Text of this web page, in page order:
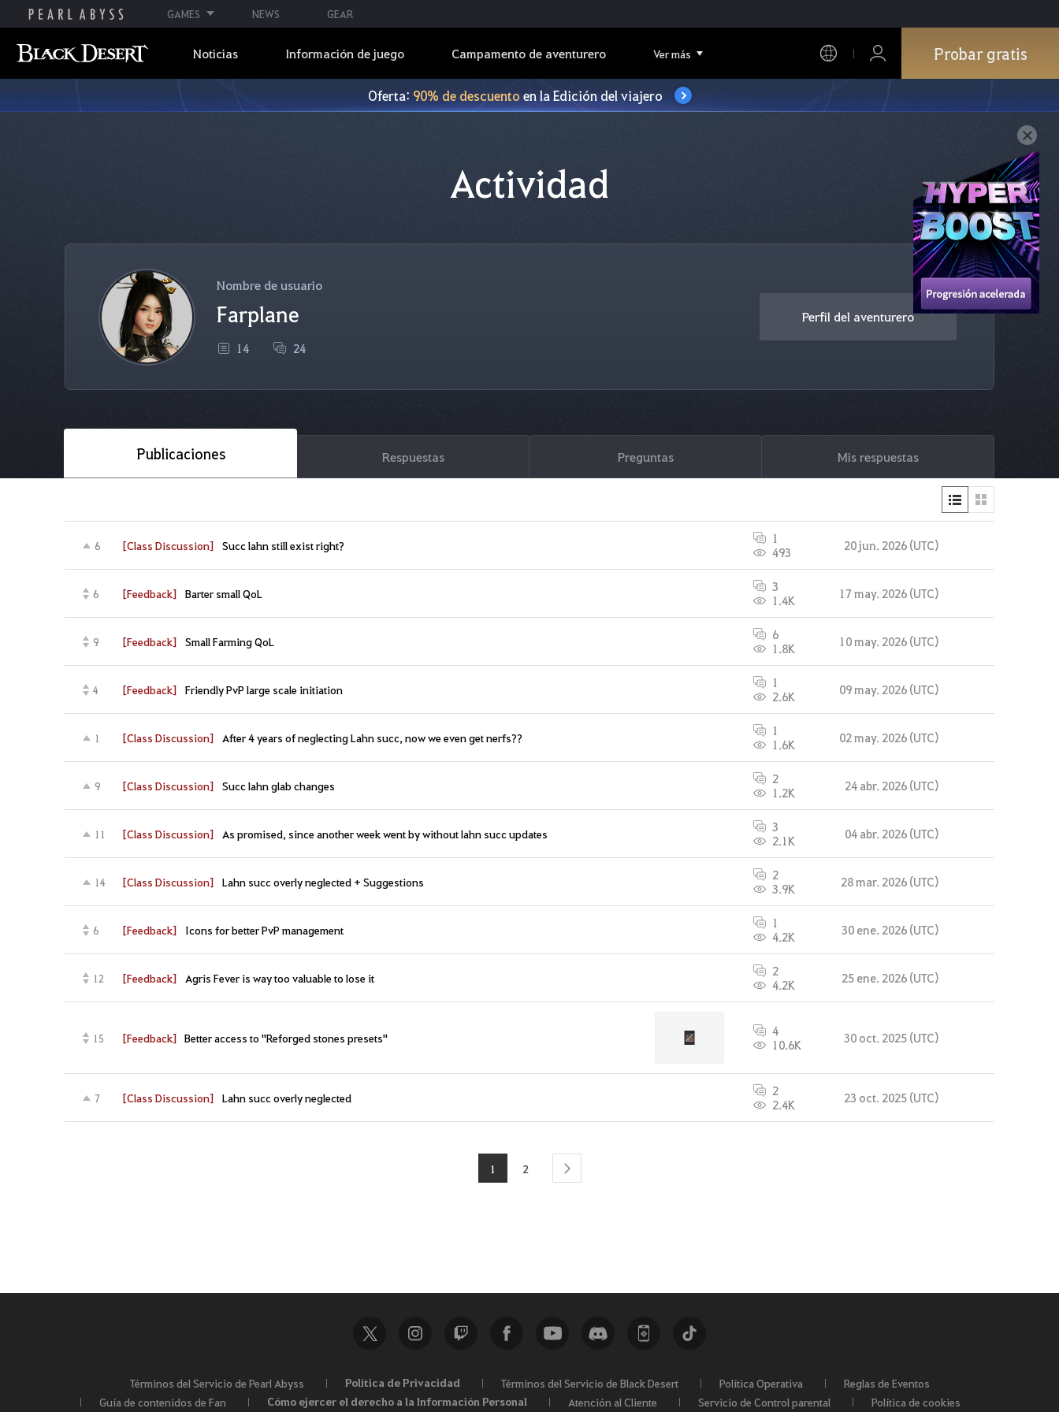
GAMES NEWS GEAR
Noticias Información de juego Campamento de aventurero Ver más Probar gratis
Oferta: 90% de descuentoen la Edición del viajero
Actividad
Nombre de usuario
Farplane
14 24
Perfil del aventurero
Publicaciones Respuestas Preguntas Mis respuestas
[Class Discussion] Succ lahn still exist right?
6
1
493
20 jun. 2026 (UTC)
[Feedback] Barter small QoL
6
3
1.4K
17 may. 2026 (UTC)
[Feedback] Small Farming QoL
9
6
1.8K
10 may. 2026 (UTC)
[Feedback] Friendly PvP large scale initiation
4
1
2.6K
09 may. 2026 (UTC)
[Class Discussion] After 4 years of neglecting Lahn succ, now we even get nerfs??
1
1
1.6K
02 may. 2026 (UTC)
[Class Discussion] Succ lahn glab changes
9
2
1.2K
24 abr. 2026 (UTC)
[Class Discussion] As promised, since another week went by without lahn succ updates
11
3
2.1K
04 abr. 2026 (UTC)
[Class Discussion] Lahn succ overly neglected + Suggestions
14
2
3.9K
28 mar. 2026 (UTC)
[Feedback] Icons for better PvP management
6
1
4.2K
30 ene. 2026 (UTC)
[Feedback] Agris Fever is way too valuable to lose it
12
2
4.2K
25 ene. 2026 (UTC)
[Feedback] Better access to "Reforged stones presets"
15
4
10.6K
30 oct. 2025 (UTC)
[Class Discussion] Lahn succ overly neglected
7
2
2.4K
23 oct. 2025 (UTC)
1 2 next
Términos del Servicio de Pearl Abyss Política de Privacidad Términos del Servicio de Black Desert Política Operativa
Reglas de Eventos
Guía de contenidos de Fan
Cómo ejercer el derecho a la Información Personal Atención al Cliente Servicio de Control parental Política de cookies